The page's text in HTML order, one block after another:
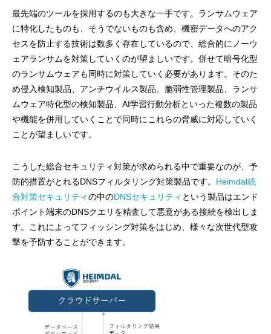
最先端のツールを採用するのも大きな一手です。ランサムウェア
に特化したものも、そうでないものも含め、機密データへのアク
セスを防止する技術は数多く存在しているので、総合的にノーウ
ェアランサムを対策していくのが望ましいです。併せて暗号化型
のランサムウェアも同時に対策していく必要があります。そのた
め侵入検知製品、アンチウイルス製品、脆弱性管理製品、ランサ
ムウェア特化型の検知製品、AI学習行動分析といった複数の製品
や機能を併用していくことで同時にこれらの脅威に対応していく
ことが望ましいです。
こうした総合セキュリティ対策が求められる中で重要なのが、予
防的措置がとれるDNSフィルタリング対策製品です。 Heimdal統
合対策セキュリティの中のDNSセキュリティ という製品はエンド
ポイント端末のDNSクエリを精査して悪意がある接続を検出しま
す。これによってフィッシング対策をはじめ、様々な次世代型攻
撃を予防することができます。